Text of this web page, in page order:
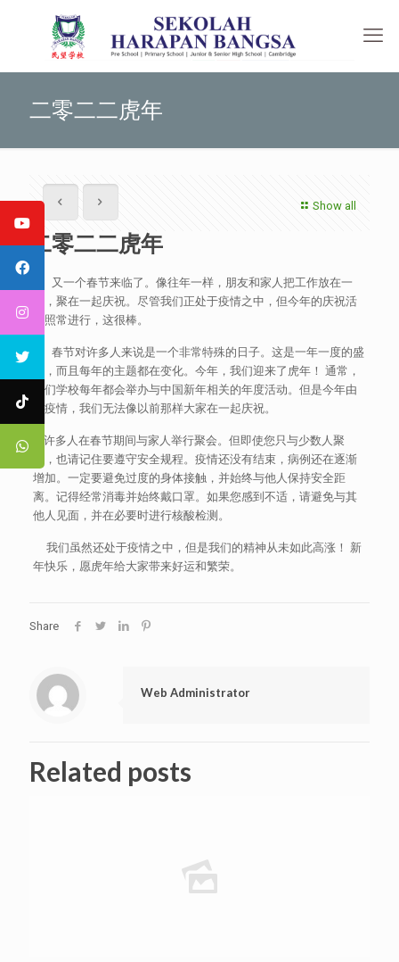
二零二二虎年
Show all
二零二二虎年
又一个春节来临了。像往年一样，朋友和家人把工作放在一
边，聚在一起庆祝。尽管我们正处于疫情之中，但今年的庆祝活
动照常进行，这很棒。
春节对许多人来说是一个非常特殊的日子。这是一年一度的盛
会，而且每年的主题都在变化。今年，我们迎来了虎年！ 通常，
我们学校每年都会举办与中国新年相关的年度活动。但是今年由
于疫情，我们无法像以前那样大家在一起庆祝。
许多人在春节期间与家人举行聚会。但即使您只与少数人聚
会，也请记住要遵守安全规程。疫情还没有结束，病例还在逐渐
增加。一定要避免过度的身体接触，并始终与他人保持安全距
离。记得经常消毒并始终戴口罩。如果您感到不适，请避免与其
他人见面，并在必要时进行核酸检测。
我们虽然还处于疫情之中，但是我们的精神从未如此高涨！ 新
年快乐，愿虎年给大家带来好运和繁荣。
Share
Web Administrator
Related posts